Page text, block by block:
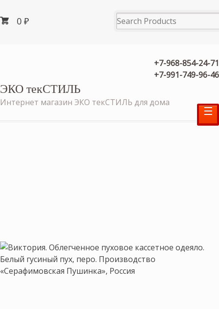
0₽
+7-968-854-24-71
+7-991-749-96-46
ЭКО текСТИЛЬ
Интернет магазин ЭКО текСТИЛЬ для дома
☰